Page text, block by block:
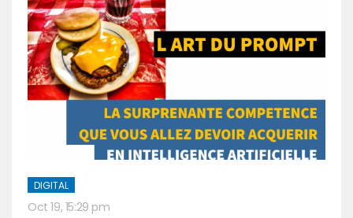
DIGITAL
Oct 19, 15:29 pm